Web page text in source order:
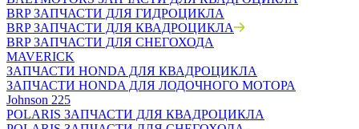
BRP ЗАПЧАСТИ ДЛЯ ГИДРОЦИКЛА
BRP ЗАПЧАСТИ ДЛЯ КВАДРОЦИКЛА
BRP ЗАПЧАСТИ ДЛЯ СНЕГОХОДА
MAVERICK
ЗАПЧАСТИ HONDA ДЛЯ КВАДРОЦИКЛА
ЗАПЧАСТИ HONDA ДЛЯ ЛОДОЧНОГО МОТОРА
Johnson 225
POLARIS ЗАПЧАСТИ ДЛЯ КВАДРОЦИКЛА